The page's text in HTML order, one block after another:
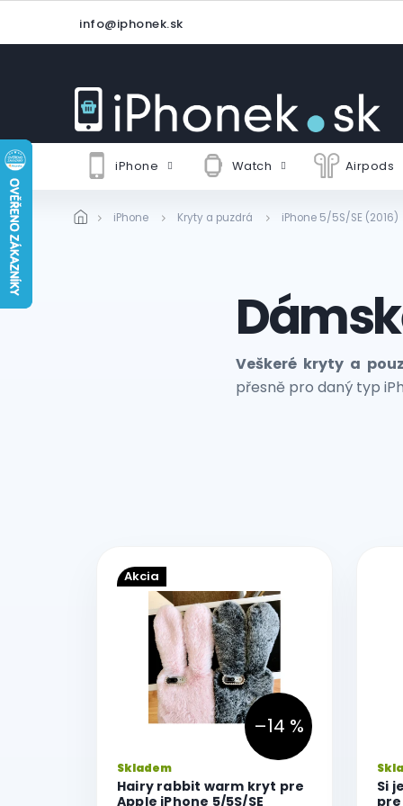
obsah
info@iphonek.sk
iPhone Watch Airpods
iPhone Kryty a puzdrá iPhone 5/5S/SE (2016)
Veškeré kryty a
přesně pro daný typ
Akcia
–14 %
Hairy rabbit warm kryt pre
Apple iPhone 5/5S/SE
hodnotenie
Skladem
Si
pre